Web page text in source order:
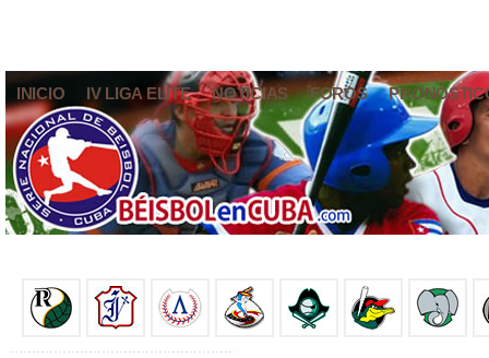
INICIO IV LIGA ELITE NOTICIAS FOROS